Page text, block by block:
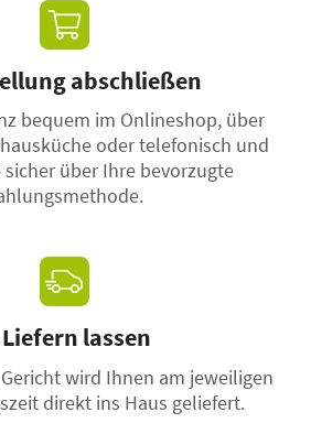
abschließen
bequem im Onlineshop, über
oder telefonisch und
sicher über Ihre bevorzugte
lassen
wird Ihnen am jeweiligen
direkt ins Haus geliefert.